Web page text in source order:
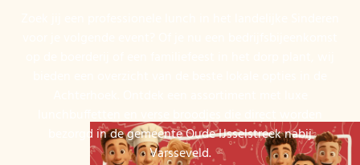
bezorgd in de gemeente Oude IJsselstreek nabij
Varsseveld.